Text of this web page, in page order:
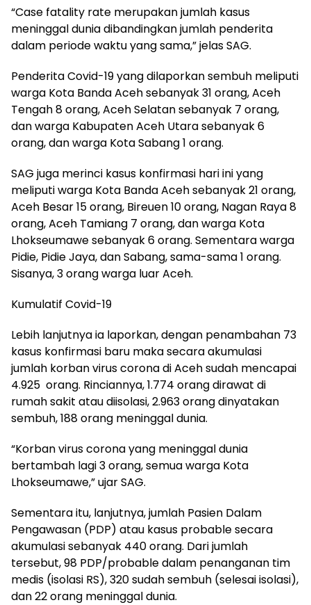
“Case fatality rate merupakan jumlah kasus
meninggal dunia dibandingkan jumlah penderita
dalam periode waktu yang sama,” jelas SAG.
Penderita Covid-19 yang dilaporkan sembuh meliputi
warga Kota Banda Aceh sebanyak 31 orang, Aceh
Tengah 8 orang, Aceh Selatan sebanyak 7 orang,
dan warga Kabupaten Aceh Utara sebanyak 6
orang, dan warga Kota Sabang 1 orang.
SAG juga merinci kasus konfirmasi hari ini yang
meliputi warga Kota Banda Aceh sebanyak 21 orang,
Aceh Besar 15 orang, Bireuen 10 orang, Nagan Raya 8
orang, Aceh Tamiang 7 orang, dan warga Kota
Lhokseumawe sebanyak 6 orang. Sementara warga
Pidie, Pidie Jaya, dan Sabang, sama-sama 1 orang.
Sisanya, 3 orang warga luar Aceh.
Kumulatif Covid-19
Lebih lanjutnya ia laporkan, dengan penambahan 73
kasus konfirmasi baru maka secara akumulasi
jumlah korban virus corona di Aceh sudah mencapai
4.925 orang. Rinciannya, 1.774 orang dirawat di
rumah sakit atau diisolasi, 2.963 orang dinyatakan
sembuh, 188 orang meninggal dunia.
“Korban virus corona yang meninggal dunia
bertambah lagi 3 orang, semua warga Kota
Lhokseumawe,” ujar SAG.
Sementara itu, lanjutnya, jumlah Pasien Dalam
Pengawasan (PDP) atau kasus probable secara
akumulasi sebanyak 440 orang. Dari jumlah
tersebut, 98 PDP/probable dalam penanganan tim
medis (isolasi RS), 320 sudah sembuh (selesai isolasi),
dan 22 orang meninggal dunia.